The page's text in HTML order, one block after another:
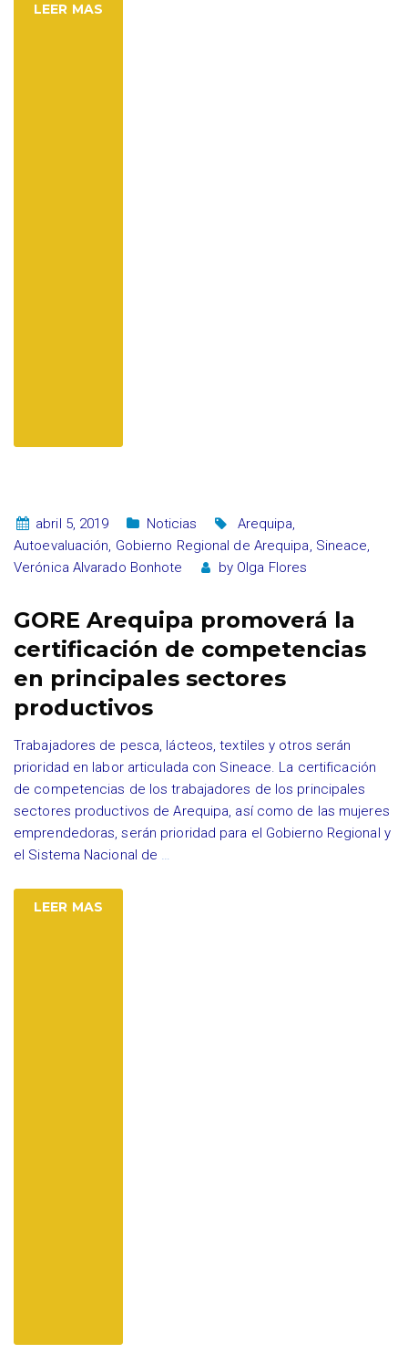
LEER MAS
abril 5, 2019 Noticias Arequipa,
Autoevaluación, Gobierno Regional de Arequipa, Sineace,
Verónica Alvarado Bonhote
by Olga Flores
GORE Arequipa promoverá la
certificación de competencias
en principales sectores
productivos
Trabajadores de pesca, lácteos, textiles y otros serán
prioridad en labor articulada con Sineace. La certificación
de competencias de los trabajadores de los principales
sectores productivos de Arequipa, así como de las mujeres
emprendedoras, serán prioridad para el Gobierno Regional y
el Sistema Nacional de …
LEER MAS